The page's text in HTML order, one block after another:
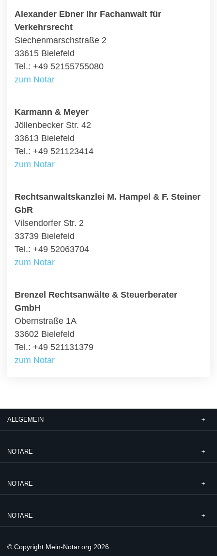
Alexander Ebner Ihr Fachanwalt für
Verkehrsrecht
Siechenmarschstraße 2
33615 Bielefeld
Tel.: +49 52155755080
zum Notar
Karmann & Meyer
Jöllenbecker Str. 42
33613 Bielefeld
Tel.: +49 521123414
zum Notar
Rechtsanwaltskanzlei M. Hampel & F. Steiner
GbR
Vilsendorfer Str. 2
33739 Bielefeld
Tel.: +49 52063704
zum Notar
Brenzel Rechtsanwälte & Steuerberater
GmbH
Obernstraße 1A
33602 Bielefeld
Tel.: +49 521131379
zum Notar
ALLGEMEIN
NOTARE
NOTARE
NOTARE
© Copyright Mein-Notar.org 2026